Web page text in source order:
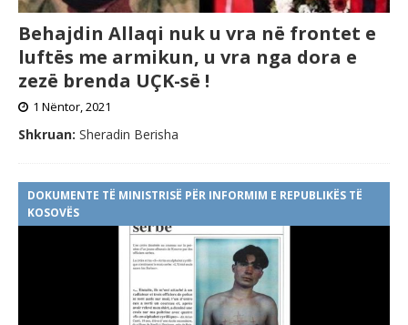
Behajdin Allaqi nuk u vra në frontet e
luftës me armikun, u vra nga dora e
zezë brenda UÇK-së !
1 Nëntor, 2021
Shkruan: Sheradin Berisha
DOKUMENTE TË MINISTRISË PËR INFORMIM E REPUBLIKËS TË
KOSOVËS